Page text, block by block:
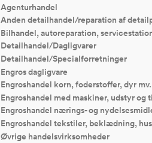
Agenturhandel
Anden detailhandel/reparation af
Bilhandel, autoreparation,
Detailhandel/Dagligvarer
Detailhandel/Specialforretninger
Engros dagligvare
Engroshandel korn, foderstoffer, dyr mv.
Engroshandel med maskiner, udstyr og
Engroshandel nærings- og
Engroshandel tekstiler, beklædning,
Øvrige handelsvirksomheder